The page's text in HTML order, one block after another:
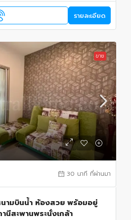
รายละเอียด
ขาย
30 นาที ที่ผ่านมา
ามบินน้ำ ห้องสวย พร้อมอยู่
นีสะพานพระนั่งเกล้า